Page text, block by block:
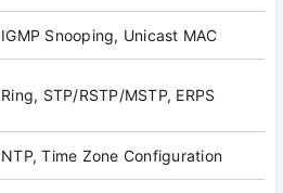
IGMP Snooping, Unicast MAC
Ring, STP/RSTP/MSTP, ERPS
NTP, Time Zone Configuration